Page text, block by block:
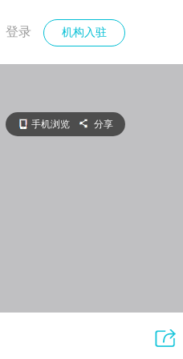
登录 机构入驻
分享
手机浏览